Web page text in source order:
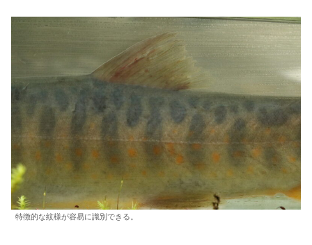
特徴的な紋様が容易に識別できる。